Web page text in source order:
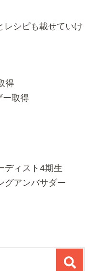
レシピも載せていけ
得
ー取得
ディスト4期生
グアンバサダー